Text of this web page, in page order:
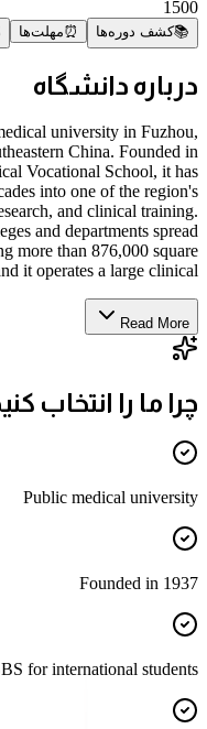
1500
📚کشف دوره‌ها ⏰مهلت‌ها
درباره دانشگاه
university in Fuzhou,
China. Founded in
Vocational School, it has
into one of the region's
and clinical training.
and departments spread
more than 876,000 square
it operates a large clinical...
Read More
چرا ما را انتخاب
Public medical university
Founded in 1937
for international students